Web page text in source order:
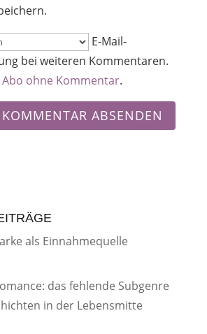
E-Mail-
bei weiteren Kommentaren.
Abo ohne Kommentar.
als Einnahmequelle
das fehlende Subgenre
in der Lebensmitte